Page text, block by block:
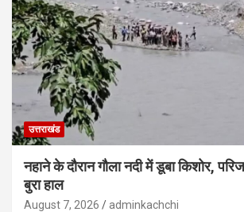
उत्तराखंड
नहाने के दौरान गौला नदी में डूबा किशोर,
बुरा हाल
August 7, 2026 adminkachchi